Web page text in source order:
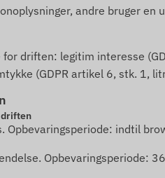
andre bruger
driften: legitim interesse
(GDPR artikel 6, stk. 1,
driften
Opbevaringsperiode: indtil
Opbevaringsperiode: